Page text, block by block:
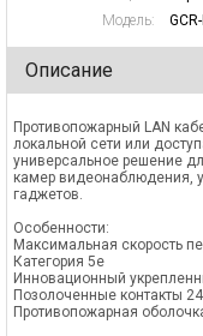
Модель:
Описание
Противопожарный LAN
локальной сети или
универсальное решение
камер видеонаблюдения,
гаджетов.
Особенности:
Максимальная скорость
Категория 5е
Инновационный
Позолоченные контакты
Противопожарная